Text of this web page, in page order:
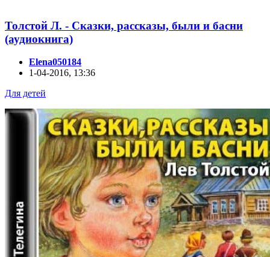
Толстой Л. - Сказки, рассказы, были и басни
(аудиокнига)
Elena050184
1-04-2016, 13:36
Для детей